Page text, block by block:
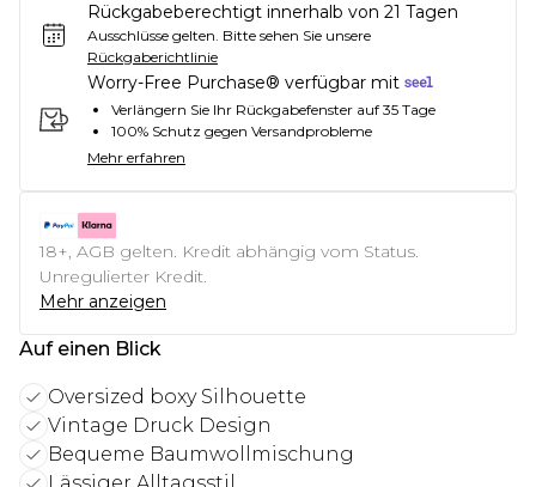
Rückgabeberechtigt innerhalb von 21 Tagen
Ausschlüsse gelten. Bitte sehen Sie unsere
Rückgaberichtlinie
Worry-Free Purchase® verfügbar mit
Verlängern Sie Ihr Rückgabefenster auf 35 Tage
100% Schutz gegen Versandprobleme
Mehr erfahren
18+, AGB gelten. Kredit abhängig vom Status.
Unregulierter Kredit.
Mehr anzeigen
Auf einen Blick
Oversized boxy Silhouette
Vintage Druck Design
Bequeme Baumwollmischung